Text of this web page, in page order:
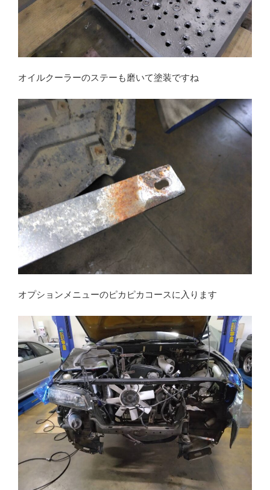
オイルクーラーのステーも磨いて塗装ですね
オプションメニューのピカピカコースに入ります